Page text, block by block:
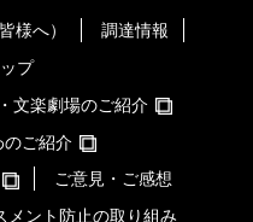
様へ）
調達情報
プ
文楽劇場のご紹介
のご紹介
ご意見・ご感想
メント防止の取り組み